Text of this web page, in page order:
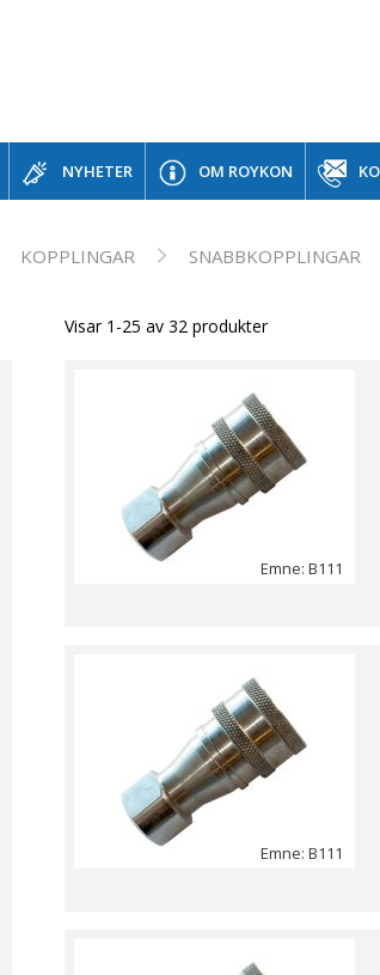
NYHETER OM ROYKON
KOPPLINGAR SNABBKOPPLINGAR
Visar 1-25 av 32 produkter
Emne: B111
Emne: B111